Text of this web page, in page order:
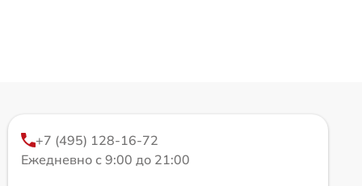
+7 (495) 128-16-72
Ежедневно с 9:00 до 21:00